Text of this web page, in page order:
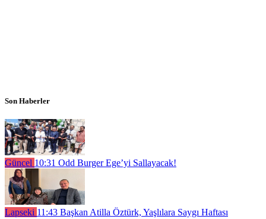
Son Haberler
Güncel 10:31 Odd Burger Ege’yi Sallayacak!
Lapseki 11:43 Başkan Atilla Öztürk, Yaşlılara Saygı Haftası